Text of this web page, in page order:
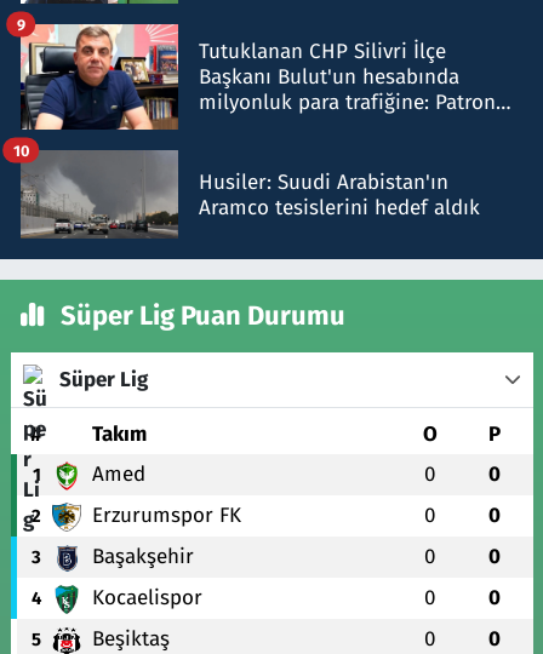
Tutuklanan CHP Silivri İlçe
Başkanı Bulut'un hesabında
milyonluk para trafiğine: Patron
9
Husiler: Suudi Arabistan'ın
Aramco tesislerini hedef aldık
10
Süper Lig Puan Durumu
Süper Lig
# Takım O P
1 Amed 0 0
2 Erzurumspor FK 0 0
3 Başakşehir 0 0
4 Kocaelispor 0 0
5 Beşiktaş 0 0